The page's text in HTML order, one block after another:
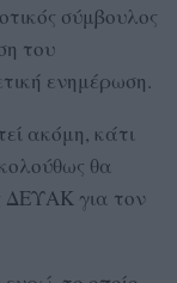
σύμβουλος
του
ενημέρωση.
ακόμη, κάτι
θα
ΔΕΥΑΚ για τον